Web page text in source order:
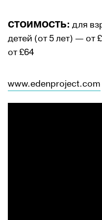
СТОИМОСТЬ: для
детей (от 5 лет) —
от £64
www.edenproject.com